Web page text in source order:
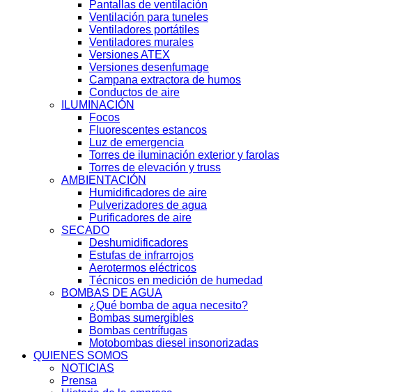
Pantallas de ventilación
Ventilación para tuneles
Ventiladores portátiles
Ventiladores murales
Versiones ATEX
Versiones desenfumage
Campana extractora de humos
Conductos de aire
ILUMINACIÓN
Focos
Fluorescentes estancos
Luz de emergencia
Torres de iluminación exterior y farolas
Torres de elevación y truss
AMBIENTACIÓN
Humidificadores de aire
Pulverizadores de agua
Purificadores de aire
SECADO
Deshumidificadores
Estufas de infrarrojos
Aerotermos eléctricos
Técnicos en medición de humedad
BOMBAS DE AGUA
¿Qué bomba de agua necesito?
Bombas sumergibles
Bombas centrífugas
Motobombas diesel insonorizadas
QUIENES SOMOS
NOTICIAS
Prensa